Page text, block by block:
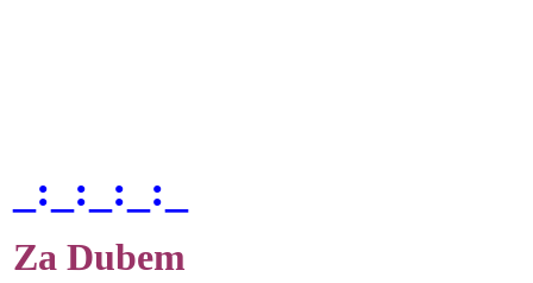
_:_:_:_:_
Za Dubem